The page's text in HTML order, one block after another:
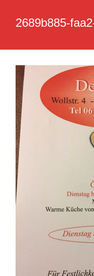
2689b885-